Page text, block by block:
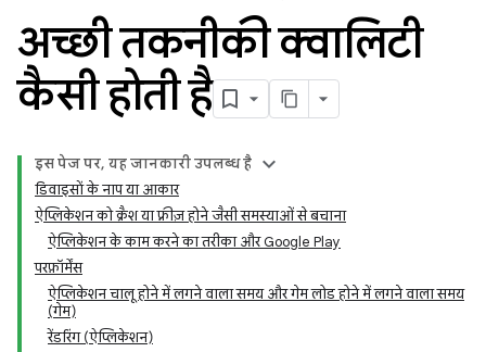
अच्छी तकनीकी क्वालिटी
कैसी होती है
इस पेज पर, यह जानकारी उपलब्ध है
डिवाइसों के नाप या आकार
ऐप्लिकेशन को क्रैश या फ़्रीज़ होने जैसी समस्याओं से बचाना
ऐप्लिकेशन के काम करने का तरीका और Google Play
परफ़ॉर्मेंस
ऐप्लिकेशन चालू होने में लगने वाला समय और गेम लोड होने में लगने वाला समय
(गेम)
रेंडरिंग (ऐप्लिकेशन)